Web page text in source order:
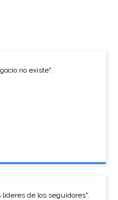
no existe".
de los seguidores".